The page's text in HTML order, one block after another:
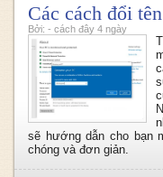
Các cách đổi
Bởi: - cách đây 4 ngày
sẽ hướng dẫn cho bạn
chóng và đơn giản.